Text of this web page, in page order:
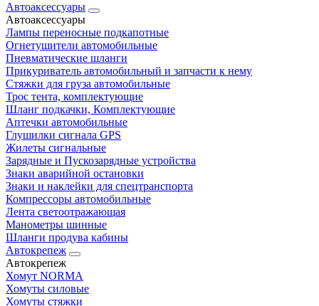
Автоаксессуары
Автоаксессуары
Лампы переносные подкапотные
Огнетушители автомобильные
Пневматические шланги
Прикуриватель автомобильный и запчасти к нему
Стяжки для груза автомобильные
Трос тента, комплектующие
Шланг подкачки, Комплектующие
Аптечки автомобильные
Глушилки сигнала GPS
Жилеты сигнальные
Зарядные и Пускозарядные устройства
Знаки аварийной остановки
Знаки и наклейки для спецтранспорта
Компрессоры автомобильные
Лента светоотражающая
Манометры шинные
Шланги продува кабины
Автокрепеж
Автокрепеж
Хомут NORMA
Хомуты силовые
Хомуты стяжки